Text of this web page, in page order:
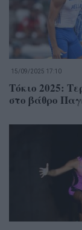
15/09/2025 17:10
Τόκιο 2025:
στο βάθρο